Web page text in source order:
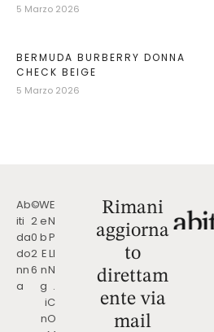
5 Marzo 2026
BERMUDA BURBERRY DONNA
CHECK BEIGE
5 Marzo 2026
Ab
iti
da
do
nn
a
©
2
0
2
6
W
e
b
E
n
g
i
n
E
N
P
LI
N
.
C
O
Rimani
aggiorna
to
direttam
ente via
mail